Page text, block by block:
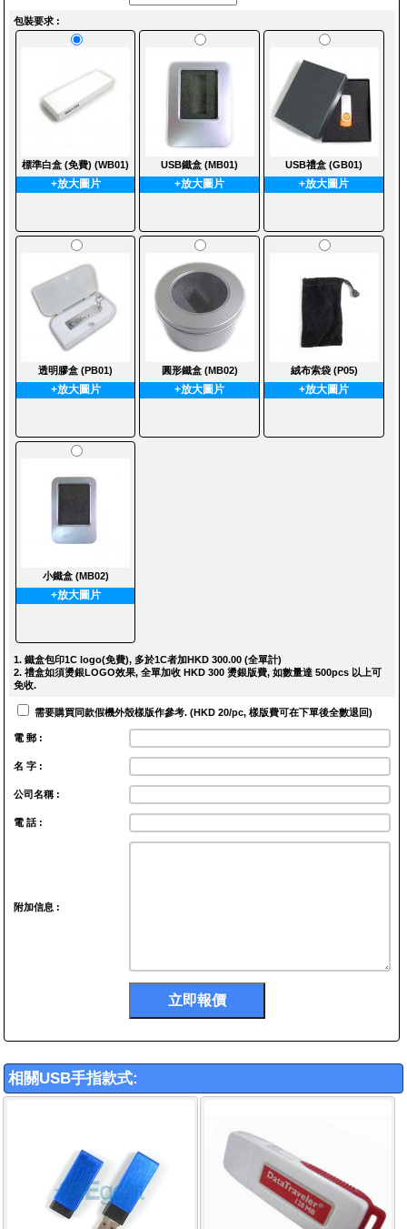
包裝要求 :
標準白盒 (免費) (WB01)
+放大圖片
USB鐵盒 (MB01)
+放大圖片
USB禮盒 (GB01)
+放大圖片
透明膠盒 (PB01)
+放大圖片
圓形鐵盒 (MB02)
+放大圖片
絨布索袋 (P05)
+放大圖片
小鐵盒 (MB02)
+放大圖片
1. 鐵盒包印1C logo(免費), 多於1C者加HKD 300.00 (全單計)
2. 禮盒如須燙銀LOGO效果, 全單加收 HKD 300 燙銀版費, 如數量達 500pcs 以上可
免收.
需要購買同款假機外殼樣版作參考. (HKD 20/pc, 樣版費可在下單後全數退回)
電 郵 :
名 字 :
公司名稱 :
電 話 :
附加信息 :
相關USB手指款式: